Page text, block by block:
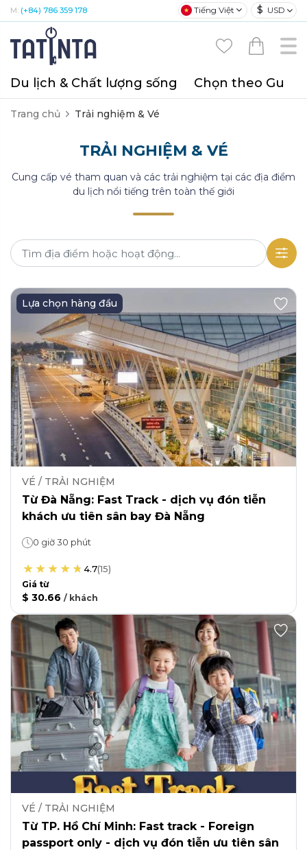
M: (+84) 786 359 178 Tiếng Việt $ USD
Du lịch & Chất lượng sống Chọn theo Gu
Trang chủ Trải nghiệm & Vé
TRẢI NGHIỆM & VÉ
Cung cấp vé tham quan và các trải nghiệm tại các địa điểm
du lịch nổi tiếng trên toàn thế giới
Lựa chọn hàng đầu
VÉ / TRẢI NGHIỆM
Từ Đà Nẵng: Fast Track - dịch vụ đón tiễn
khách ưu tiên sân bay Đà Nẵng
0 giờ 30 phút
4.7(15)
Giá từ
$ 30.66 / khách
VÉ / TRẢI NGHIỆM
Từ TP. Hồ Chí Minh: Fast track - Foreign
passport only - dịch vụ đón tiễn ưu tiên sân